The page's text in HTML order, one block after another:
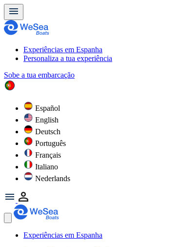
Experiências em Espanha
Personaliza a tua experiência
Sobe a tua embarcação
Español
English
Deutsch
Português
Français
Italiano
Nederlands
Experiências em Espanha